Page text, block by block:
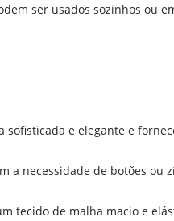
ser usados ​​sozinhos ou
e elegante e
a necessidade de botões ou
tecido de malha macio e